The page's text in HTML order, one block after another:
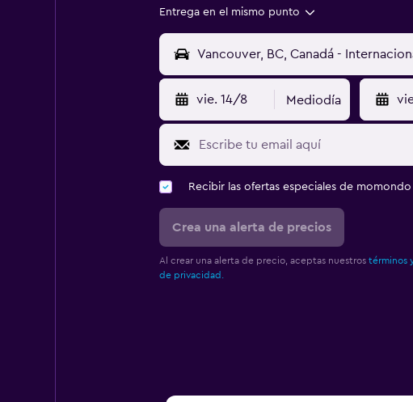
Entrega en el mismo punto
vie. 14/8 Mediodía
Recibir las ofertas especiales de momondo
Crea una alerta de precios
Al crear una alerta de precio, aceptas nuestros términos
de privacidad.